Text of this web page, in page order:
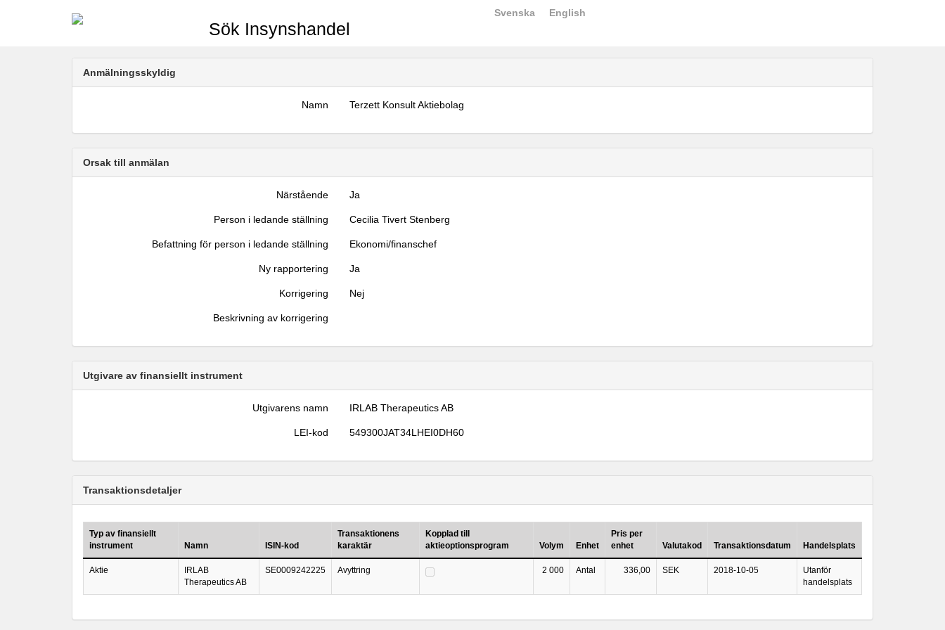
Sök Insynshandel
Svenska English
Anmälningsskyldig
Namn Terzett Konsult Aktiebolag
Orsak till anmälan
Närstående Ja
Person i ledande ställning Cecilia Tivert Stenberg
Befattning för person i ledande ställning Ekonomi/finanschef
Ny rapportering Ja
Korrigering Nej
Beskrivning av korrigering
Utgivare av finansiellt instrument
Utgivarens namn IRLAB Therapeutics AB
LEI-kod 549300JAT34LHEI0DH60
Transaktionsdetaljer
Typ av finansiellt
instrument
Namn ISIN-kod
Transaktionens
karaktär
Kopplad till
aktieoptionsprogram
Volym Enhet
Pris per
enhet
Valutakod Transaktionsdatum Handelsplats
Aktie
IRLAB
Therapeutics AB
SE0009242225 Avyttring 2 000 Antal 336,00 SEK 2018-10-05
Utanför
handelsplats